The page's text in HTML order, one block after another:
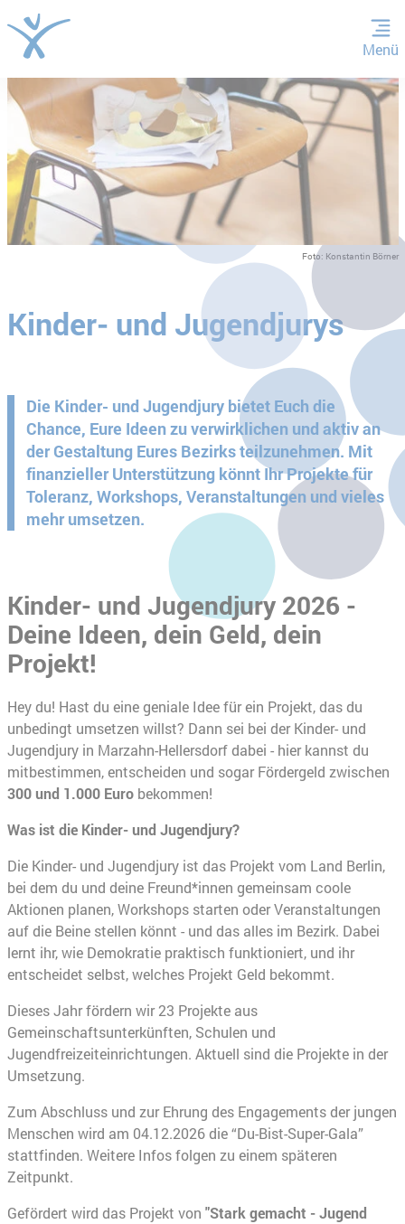
ZUM HAUPTINHALT SPRINGEN
ZUR SUCHE SPRINGEN
Menü
Foto: Konstantin Börner
Kinder- und Jugendjurys
Die Kinder- und Jugendjury bietet Euch die
Chance, Eure Ideen zu verwirklichen und aktiv an
der Gestaltung Eures Bezirks teilzunehmen. Mit
finanzieller Unterstützung könnt Ihr Projekte für
Toleranz, Workshops, Veranstaltungen und vieles
mehr umsetzen.
Kinder- und Jugendjury 2026 -
Deine Ideen, dein Geld, dein
Projekt!
Hey du! Hast du eine geniale Idee für ein Projekt, das du
unbedingt umsetzen willst? Dann sei bei der Kinder- und
Jugendjury in Marzahn-Hellersdorf dabei - hier kannst du
mitbestimmen, entscheiden und sogar Fördergeld zwischen
300 und 1.000 Eurobekommen!
Was ist die Kinder- und Jugendjury?
Die Kinder- und Jugendjury ist das Projekt vom Land Berlin,
bei dem du und deine Freund*innen gemeinsam coole
Aktionen planen, Workshops starten oder Veranstaltungen
auf die Beine stellen könnt - und das alles im Bezirk. Dabei
lernt ihr, wie Demokratie praktisch funktioniert, und ihr
entscheidet selbst, welches Projekt Geld bekommt.
Dieses Jahr fördern wir 23 Projekte aus
Gemeinschaftsunterkünften, Schulen und
Jugendfreizeiteinrichtungen. Aktuell sind die Projekte in der
Umsetzung.
Zum Abschluss und zur Ehrung des Engagements der jungen
Menschen wird am 04.12.2026 die “Du-Bist-Super-Gala”
stattfinden. Weitere Infos folgen zu einem späteren
Zeitpunkt.
Gefördert wird das Projekt von "Stark gemacht - Jugend